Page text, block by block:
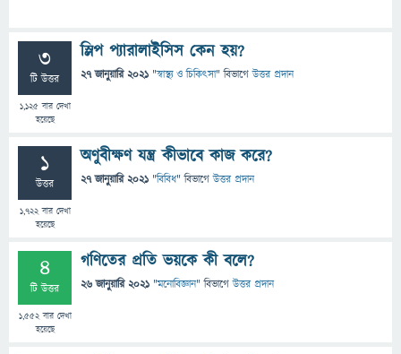
3
টি উত্তর
1,125বার দেখা
হয়েছে
স্লিপ প্যারালাইসিস কেন হয়?
27 জানুয়ারি 2021 "স্বাস্থ্য ও চিকিৎসা" বিভাগে উত্তর প্রদান
1
উত্তর
1,722বার দেখা
হয়েছে
অণুবীক্ষণ যন্ত্র কীভাবে কাজ করে?
27 জানুয়ারি 2021 "বিবিধ" বিভাগে উত্তর প্রদান
4
টি উত্তর
1,552বার দেখা
হয়েছে
গণিতের প্রতি ভয়কে কী বলে?
26 জানুয়ারি 2021 "মনোবিজ্ঞান" বিভাগে উত্তর প্রদান